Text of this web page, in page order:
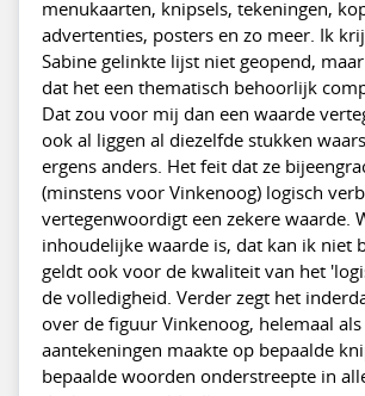
menukaarten, knipsels, tekeningen,
advertenties, posters en zo meer. Ik
Sabine gelinkte lijst niet geopend,
dat het een thematisch behoorlijk
Dat zou voor mij dan een waarde
ook al liggen al diezelfde stukken
ergens anders. Het feit dat ze
(minstens voor Vinkenoog) logisch
vertegenwoordigt een zekere waarde.
inhoudelijke waarde is, dat kan ik niet
geldt ook voor de kwaliteit van het
de volledigheid. Verder zegt het
over de figuur Vinkenoog, helemaal
aantekeningen maakte op bepaalde
bepaalde woorden onderstreepte in